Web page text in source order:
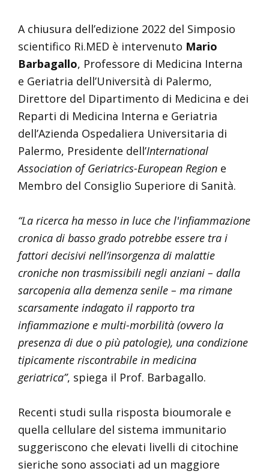
A chiusura dell’edizione 2022 del Simposio
scientifico Ri.MED è intervenuto Mario
Barbagallo, Professore di Medicina Interna
e Geriatria dell’Università di Palermo,
Direttore del Dipartimento di Medicina e dei
Reparti di Medicina Interna e Geriatria
dell’Azienda Ospedaliera Universitaria di
Palermo, Presidente dell’International
Association of Geriatrics-European Region e
Membro del Consiglio Superiore di Sanità.
“La ricerca ha messo in luce che l'infiammazione
cronica di basso grado potrebbe essere tra i
fattori decisivi nell’insorgenza di malattie
croniche non trasmissibili negli anziani – dalla
sarcopenia alla demenza senile – ma rimane
scarsamente indagato il rapporto tra
infiammazione e multi-morbilità (ovvero la
presenza di due o più patologie), una condizione
tipicamente riscontrabile in medicina
geriatrica”, spiega il Prof. Barbagallo.
Recenti studi sulla risposta bioumorale e
quella cellulare del sistema immunitario
suggeriscono che elevati livelli di citochine
sieriche sono associati ad un maggiore